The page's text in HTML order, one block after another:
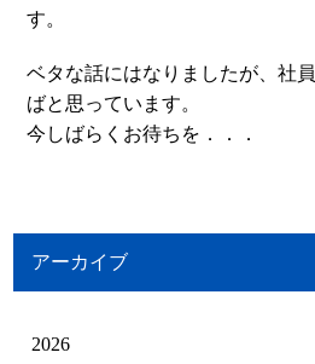
す。
ベタな話にはなりましたが、社
ばと思っています。
今しばらくお待ちを．．．
アーカイブ
2026